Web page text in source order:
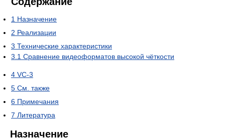
1 Назначение
2 Реализации
3 Технические характеристики
3.1 Сравнение видеоформатов высокой чёткости
4 VC-3
5 См. также
6 Примечания
7 Литература
Назначение